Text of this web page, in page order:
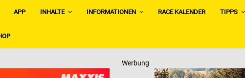
APP INHALTE INFORMATIONEN RACE KALENDER TIPPS
Werbung